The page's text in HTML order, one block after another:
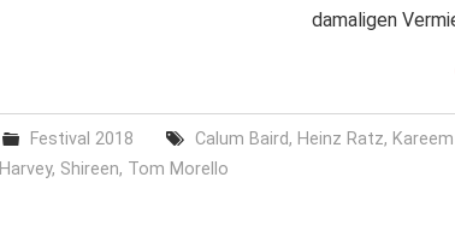
damaligen
Festival 2018 Calum Baird, Heinz Ratz,
Harvey, Shireen, Tom Morello